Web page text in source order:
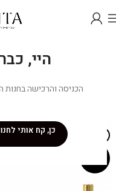
היי, כבר
כן, קח אותי